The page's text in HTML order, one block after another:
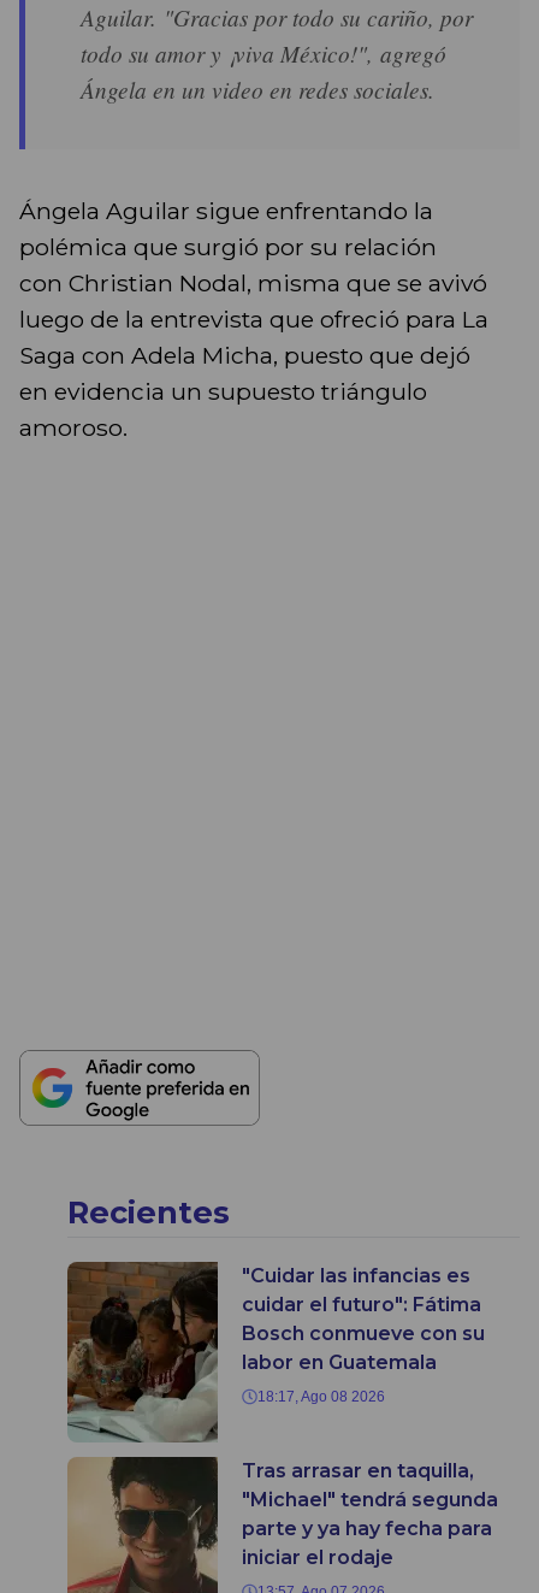
Aguilar. "Gracias por todo su cariño, por
todo su amor y ¡viva México!", agregó
Ángela en un video en redes sociales.
Ángela Aguilar sigue enfrentando la
polémica que surgió por su relación
con Christian Nodal, misma que se avivó
luego de la entrevista que ofreció para La
Saga con Adela Micha, puesto que dejó
en evidencia un supuesto triángulo
amoroso.
Recientes
"Cuidar las infancias es
cuidar el futuro": Fátima
Bosch conmueve con su
labor en Guatemala
18:17, Ago 08 2026
Tras arrasar en taquilla,
"Michael" tendrá segunda
parte y ya hay fecha para
iniciar el rodaje